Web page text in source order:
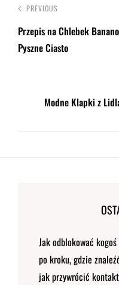
PREVIOUS
Przepis na Chlebek
Pyszne Ciasto
Modne Klapki z
Jak odblokować
po kroku, gdzie
jak przywrócić kontakt